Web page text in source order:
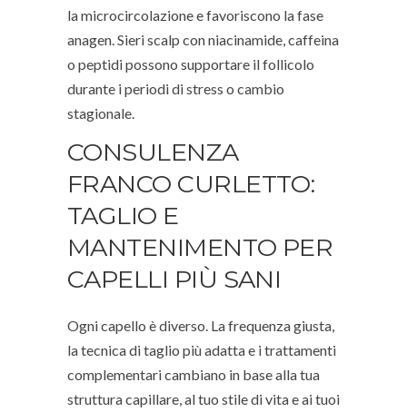
la microcircolazione e favoriscono la fase
anagen. Sieri scalp con niacinamide, caffeina
o peptidi possono supportare il follicolo
durante i periodi di stress o cambio
stagionale.
CONSULENZA
FRANCO CURLETTO:
TAGLIO E
MANTENIMENTO PER
CAPELLI PIÙ SANI
Ogni capello è diverso. La frequenza giusta,
la tecnica di taglio più adatta e i trattamenti
complementari cambiano in base alla tua
struttura capillare, al tuo stile di vita e ai tuoi